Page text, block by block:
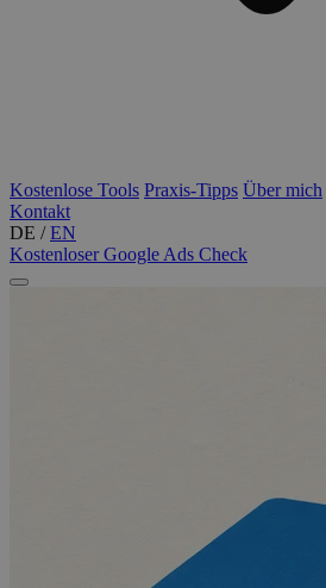
Kostenlose Tools Praxis-Tipps Über mich
Kontakt
DE / EN
Kostenloser Google Ads Check